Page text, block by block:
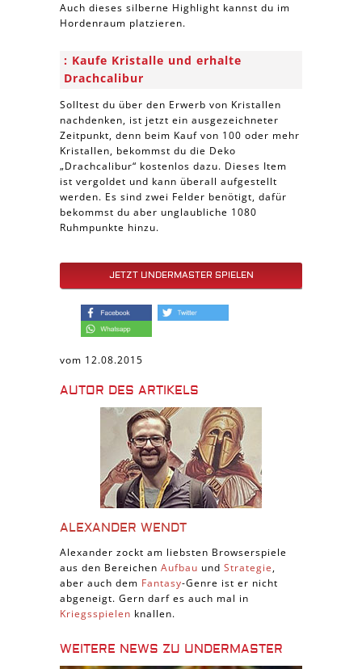
Auch dieses silberne Highlight kannst du im
Hordenraum platzieren.
Kaufe Kristalle und erhalte
Drachcalibur
Solltest du über den Erwerb von Kristallen
nachdenken, ist jetzt ein ausgezeichneter
Zeitpunkt, denn beim Kauf von 100 oder mehr
Kristallen, bekommst du die Deko
„Drachcalibur“ kostenlos dazu. Dieses Item
ist vergoldet und kann überall aufgestellt
werden. Es sind zwei Felder benötigt, dafür
bekommst du aber unglaubliche 1080
Ruhmpunkte hinzu.
JETZT UNDERMASTER SPIELEN
vom 12.08.2015
AUTOR DES ARTIKELS
ALEXANDER WENDT
Alexander zockt am liebsten Browserspiele
aus den Bereichen Aufbau und Strategie,
aber auch dem Fantasy-Genre ist er nicht
abgeneigt. Gern darf es auch mal in
Kriegsspielen knallen.
WEITERE NEWS ZU UNDERMASTER